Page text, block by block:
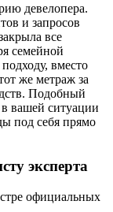
девелопера.
и запросов
все
семейной
вместо
же метраж за
Подобный
вашей ситуации
под себя прямо
эксперта
официальных